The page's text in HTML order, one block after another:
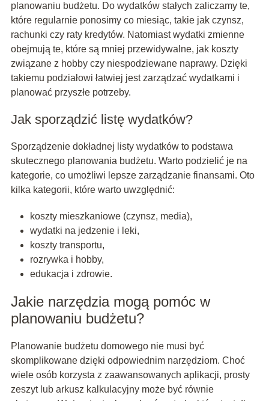
planowaniu budżetu. Do wydatków stałych zaliczamy te,
które regularnie ponosimy co miesiąc, takie jak czynsz,
rachunki czy raty kredytów. Natomiast wydatki zmienne
obejmują te, które są mniej przewidywalne, jak koszty
związane z hobby czy niespodziewane naprawy. Dzięki
takiemu podziałowi łatwiej jest zarządzać wydatkami i
planować przyszłe potrzeby.
Jak sporządzić listę wydatków?
Sporządzenie dokładnej listy wydatków to podstawa
skutecznego planowania budżetu. Warto podzielić je na
kategorie, co umożliwi lepsze zarządzanie finansami. Oto
kilka kategorii, które warto uwzględnić:
koszty mieszkaniowe (czynsz, media),
wydatki na jedzenie i leki,
koszty transportu,
rozrywka i hobby,
edukacja i zdrowie.
Jakie narzędzia mogą pomóc w
planowaniu budżetu?
Planowanie budżetu domowego nie musi być
skomplikowane dzięki odpowiednim narzędziom. Choć
wiele osób korzysta z zaawansowanych aplikacji, prosty
zeszyt lub arkusz kalkulacyjny może być równie